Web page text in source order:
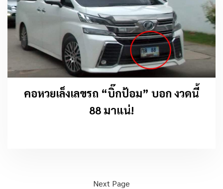
คอหวยเล็งเลขรถ “บิ๊กป้อม” บอก งวดนี้
88 มาแน่!
Next Page